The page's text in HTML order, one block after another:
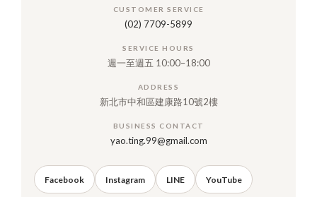
CUSTOMER SERVICE
(02) 7709-5899
SERVICE HOURS
週一至週五 10:00–18:00
ADDRESS
新北市中和區建康路10號2樓
BUSINESS CONTACT
yao.ting.99@gmail.com
Facebook Instagram LINE YouTube